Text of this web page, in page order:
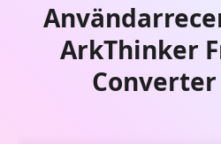
ArkThinker